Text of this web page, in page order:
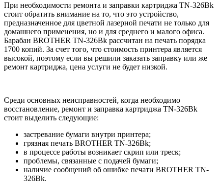
При необходимости ремонта и заправки картриджа TN-326Bk
стоит обратить внимание на то, что это устройство,
предназначенное для цветной лазерной печати не только для
домашнего применения, но и для среднего и малого офиса.
Барабан BROTHER TN-326Bk рассчитан на печать порядка
1700 копий. За счет того, что стоимость принтера является
высокой, поэтому если вы решили заказать заправку или же
ремонт картриджа, цена услуги не будет низкой.
Среди основных неисправностей, когда необходимо
восстановление, ремонт и заправка картриджа TN-326Bk
стоит выделить следующие:
застревание бумаги внутри принтера;
грязная печать BROTHER TN-326Bk;
в процессе работы возникает скрип или треск;
проблемы, связанные с подачей бумаги;
наличие сообщений об ошибке печати BROTHER TN-
326Bk.